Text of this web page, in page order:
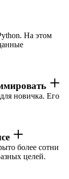
На этом
новичка. Его
более сотни
целей.